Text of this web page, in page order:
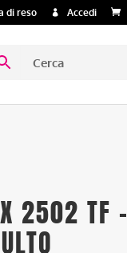
di reso Accedi
2502 TF –